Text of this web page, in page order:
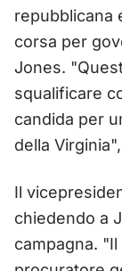
repubblicana
corsa per
Jones.
squalificare
candida per
della
Il
chiedendo a
campagna.